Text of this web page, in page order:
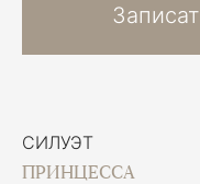
СИЛУЭТ
ПРИНЦЕССА